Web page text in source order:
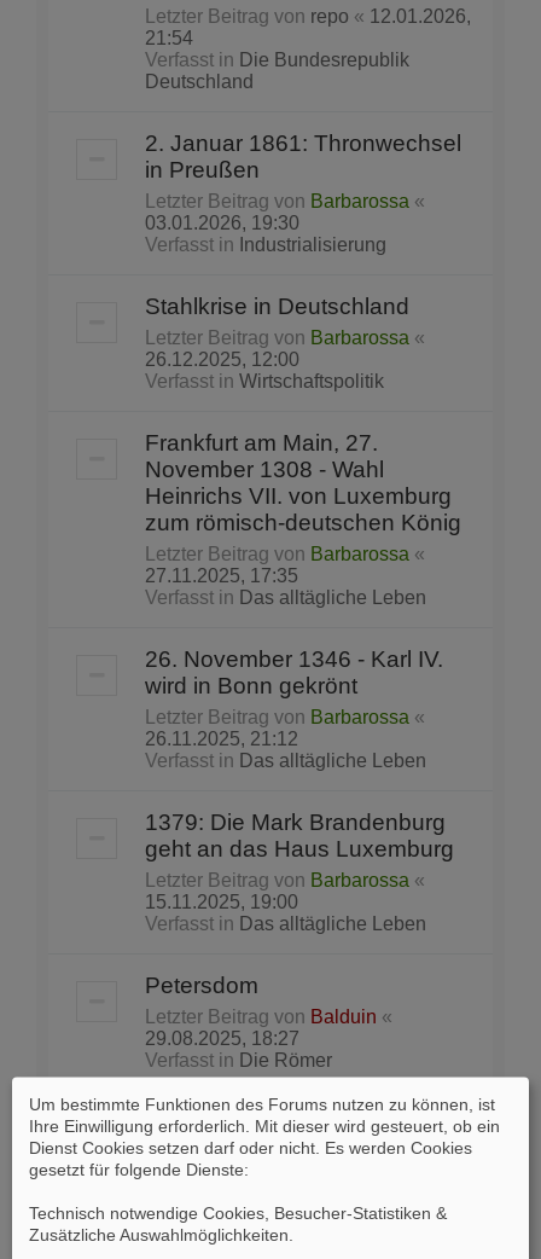
Letzter Beitrag von repo « 12.01.2026,
21:54
Verfasst in Die Bundesrepublik
Deutschland
2. Januar 1861: Thronwechsel
in Preußen
Letzter Beitrag von Barbarossa «
03.01.2026, 19:30
Verfasst in Industrialisierung
Stahlkrise in Deutschland
Letzter Beitrag von Barbarossa «
26.12.2025, 12:00
Verfasst in Wirtschaftspolitik
Frankfurt am Main, 27.
November 1308 - Wahl
Heinrichs VII. von Luxemburg
zum römisch-deutschen König
Letzter Beitrag von Barbarossa «
27.11.2025, 17:35
Verfasst in Das alltägliche Leben
26. November 1346 - Karl IV.
wird in Bonn gekrönt
Letzter Beitrag von Barbarossa «
26.11.2025, 21:12
Verfasst in Das alltägliche Leben
1379: Die Mark Brandenburg
geht an das Haus Luxemburg
Letzter Beitrag von Barbarossa «
15.11.2025, 19:00
Verfasst in Das alltägliche Leben
Petersdom
Letzter Beitrag von Balduin «
29.08.2025, 18:27
Verfasst in Die Römer
Lieblingsbeschäftigung der
Partei vor Wahlen in den USA:
das „Gerrymandering“
Letzter Beitrag vonSkeptik«
22.08.2025, 15:20
Verfasst in
Um bestimmte Funktionen des Forums nutzen zu können, ist
Ihre Einwilligung erforderlich. Mit dieser wird gesteuert, ob ein
Dienst Cookies setzen darf oder nicht. Es werden Cookies
gesetzt für folgende Dienste:
Technisch notwendige Cookies, Besucher-Statistiken &
Zusätzliche Auswahlmöglichkeiten